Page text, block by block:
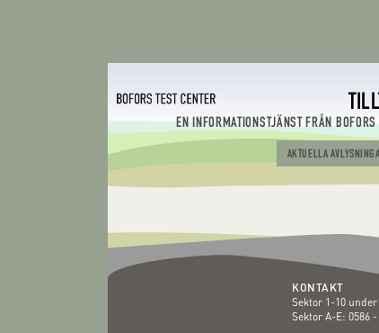
EN INFORMATIONSTJÄNST FRÅN
AKTUELLA
KONTAKT
Sektor 1-10
Sektor A-E: 0586 -